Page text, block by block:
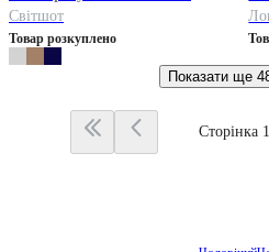
Світшот
Товар розкуплено
Показати ще
Сторінка